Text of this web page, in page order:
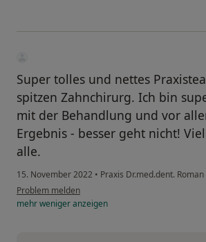
Super tolles und nettes
spitzen Zahnchirurg. Ich bin
mit der Behandlung und vor
Ergebnis - besser geht nicht!
alle.
15. November 2022 • Praxis Dr.med.dent.
Problem melden
mehrwenigeranzeigen